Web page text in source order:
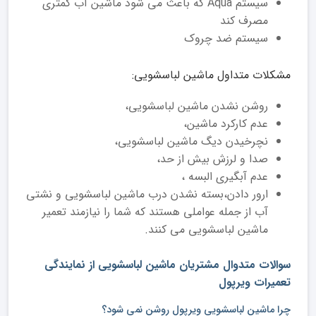
مصرف کند
سیستم ضد چروک
مشکلات متداول ماشین لباسشویی:
روشن نشدن ماشین لباسشویی،
عدم کارکرد ماشین،
نچرخیدن دیگ ماشین لباسشویی،
صدا و لرزش بیش از حد،
عدم آبگیری البسه ،
ارور دادن،بسته نشدن درب ماشین لباسشویی و نشتی
آب از جمله عواملی هستند که شما را نیازمند تعمیر
ماشین لباسشویی می کنند.
سوالات متدوال مشتریان ماشین لباسشویی از نمایندگی
تعمیرات ویرپول
چرا ماشین لباسشویی ویرپول روشن نمی شود؟